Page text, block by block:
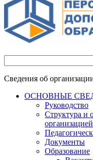
Сведения об
ОСНОВНЫЕ
Руководство
Структура и
организацией
Документы
Образование